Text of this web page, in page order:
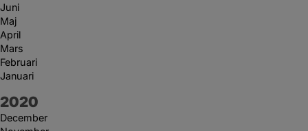
Juni
Maj
April
Mars
Februari
Januari
År:
2020
December